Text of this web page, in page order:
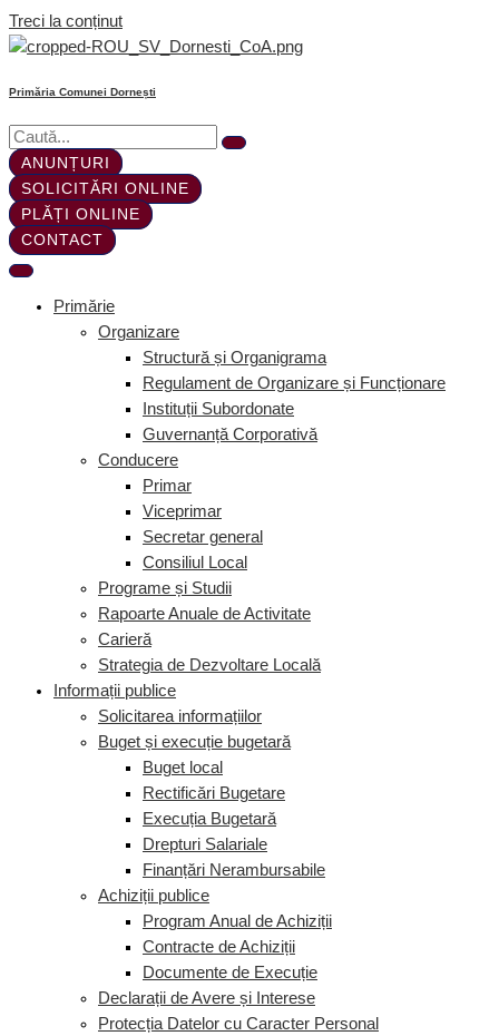
Treci la conținut
Primăria Comunei Dornești
ANUNȚURI
SOLICITĂRI ONLINE
PLĂȚI ONLINE
CONTACT
Primărie
Organizare
Structură și Organigrama
Regulament de Organizare și Funcționare
Instituții Subordonate
Guvernanță Corporativă
Conducere
Primar
Viceprimar
Secretar general
Consiliul Local
Programe și Studii
Rapoarte Anuale de Activitate
Carieră
Strategia de Dezvoltare Locală
Informații publice
Solicitarea informațiilor
Buget și execuție bugetară
Buget local
Rectificări Bugetare
Execuția Bugetară
Drepturi Salariale
Finanțări Nerambursabile
Achiziții publice
Program Anual de Achiziții
Contracte de Achiziții
Documente de Execuție
Declarații de Avere și Interese
Protecția Datelor cu Caracter Personal